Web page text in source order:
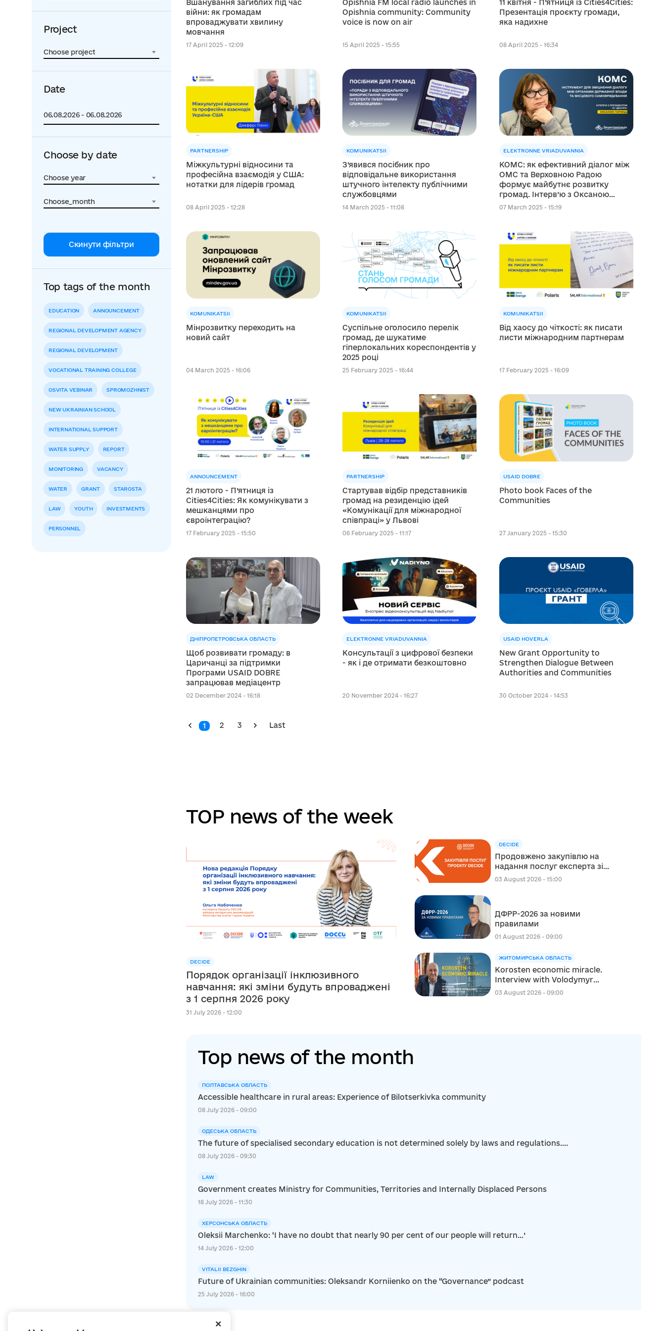
+
Project
Choose project
Date
Choose by date
Choose year
Choose_month
Скинути фільтри
Top tags of the month
EDUCATION ANNOUNCEMENT
REGIONAL DEVELOPMENT AGENCY
REGIONAL DEVELOPMENT
VOCATIONAL TRAINING COLLEGE
OSVITA VEBINAR SPROMOZHNIST
NEW UKRAINIAN SCHOOL
INTERNATIONAL SUPPORT
WATER SUPPLY REPORT
MONITORING VACANCY
WATER GRANT STAROSTA
LAW YOUTH INVESTMENTS
PERSONNEL
Вшанування загиблих під час
війни: як громадам
впроваджувати хвилину
мовчання
17 April 2025 - 12:09
Opishnia FM local radio launches in
Opishnia community: Community
voice is now on air
15 April 2025 - 15:55
11 квітня - П’ятниця із Cities4Cities:
Презентація проєкту громади,
яка надихне
08 April 2025 - 16:34
PARTNERSHIP
Міжкультурні відносини та
професійна взаємодія у США:
нотатки для лідерів громад
08 April 2025 - 12:28
KOMUNIKATSII
З’явився посібник про
відповідальне використання
штучного інтелекту публічними
службовцями
14 March 2025 - 11:08
ELEKTRONNE VRIADUVANNIA
КОМС: як ефективний діалог між
ОМС та Верховною Радою
формує майбутнє розвитку
громад. Інтерв’ю з Оксаною
Гарнець
07 March 2025 - 15:19
KOMUNIKATSII
Мінрозвитку переходить на
новий сайт
04 March 2025 - 16:06
KOMUNIKATSII
Суспільне оголосило перелік
громад, де шукатиме
гіперлокальних кореспондентів у
2025 році
25 February 2025 - 16:44
KOMUNIKATSII
Від хаосу до чіткості: як писати
листи міжнародним партнерам
17 February 2025 - 16:09
ANNOUNCEMENT
21 лютого - П’ятниця із
Cities4Cities: Як комунікувати з
мешканцями про
євроінтеграцію?
17 February 2025 - 15:50
PARTNERSHIP
Стартував відбір представників
громад на резиденцію ідей
«Комунікації для міжнародної
співпраці» у Львові
06 February 2025 - 11:17
USAID DOBRE
Photo book Faces of the
Communities
27 January 2025 - 15:30
ДНІПРОПЕТРОВСЬКА ОБЛАСТЬ
Щоб розвивати громаду: в
Царичанці за підтримки
Програми USAID DOBRE
запрацював медіацентр
02 December 2024 - 16:18
ELEKTRONNE VRIADUVANNIA
Консультації з цифрової безпеки
- як і де отримати безкоштовно
20 November 2024 - 16:27
USAID HOVERLA
New Grant Opportunity to
Strengthen Dialogue Between
Authorities and Communities
30 October 2024 - 14:53
1 2 3 Last
TOP news of the week
DECIDE
Порядок організації інклюзивного
навчання: які зміни будуть впроваджені
з 1 серпня 2026 року
31 July 2026 - 12:00
DECIDE
Продовжено закупівлю на
надання послуг експерта зі
стратегічного планування
українського Проєкту DECIDE
03 August 2026 - 15:00
ДФРР-2026 за новими
правилами
01 August 2026 - 09:00
ЖИТОМИРСЬКА ОБЛАСТЬ
Korosten economic miracle.
Interview with Volodymyr
Moskalenko, Mayor of
03 August 2026 - 09:00
Top news of the month
ПОЛТАВСЬКА ОБЛАСТЬ
Accessible healthcare in rural areas: Experience of Bilotserkivka community
08 July 2026 - 09:00
ОДЕСЬКА ОБЛАСТЬ
The future of specialised secondary education is not determined solely by laws and regulations....
08 July 2026 - 09:30
LAW
Government creates Ministry for Communities, Territories and Internally Displaced Persons
18 July 2026 - 11:30
ХЕРСОНСЬКА ОБЛАСТЬ
Oleksii Marchenko: ‘I have no doubt that nearly 90 per cent of our people will return…’
14 July 2026 - 12:00
VITALII BEZGHIN
Future of Ukrainian communities: Oleksandr Korniienko on the “Governance” podcast
25 July 2026 - 16:00